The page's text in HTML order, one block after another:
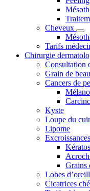
Cheveux
Tarifs
Chirurgie
Consultation
Grain de
Cancers de
Kyste
Loupe du
Lipome
Grains
Lobes
Cicatrices